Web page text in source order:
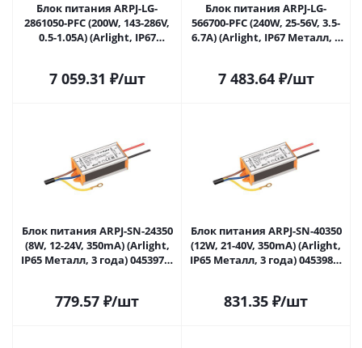
Блок питания ARPJ-LG-
2861050-PFC (200W, 143-286V,
0.5-1.05A) (Arlight, IP67
7 059.31 ₽/шт
Блок питания ARPJ-LG-
566700-PFC (240W, 25-56V, 3.5-
6.7A) (Arlight, IP67 Металл, 5
7 483.64₽/шт
Блок питания ARPJ-SN-24350
(8W, 12-24V, 350mA) (Arlight,
IP65 Металл, 3 года) 045397 в
779.57 ₽/шт
Блок питания ARPJ-SN-40350
(12W, 21-40V, 350mA) (Arlight,
IP65 Металл, 3 года) 045398 в
831.35 ₽/шт